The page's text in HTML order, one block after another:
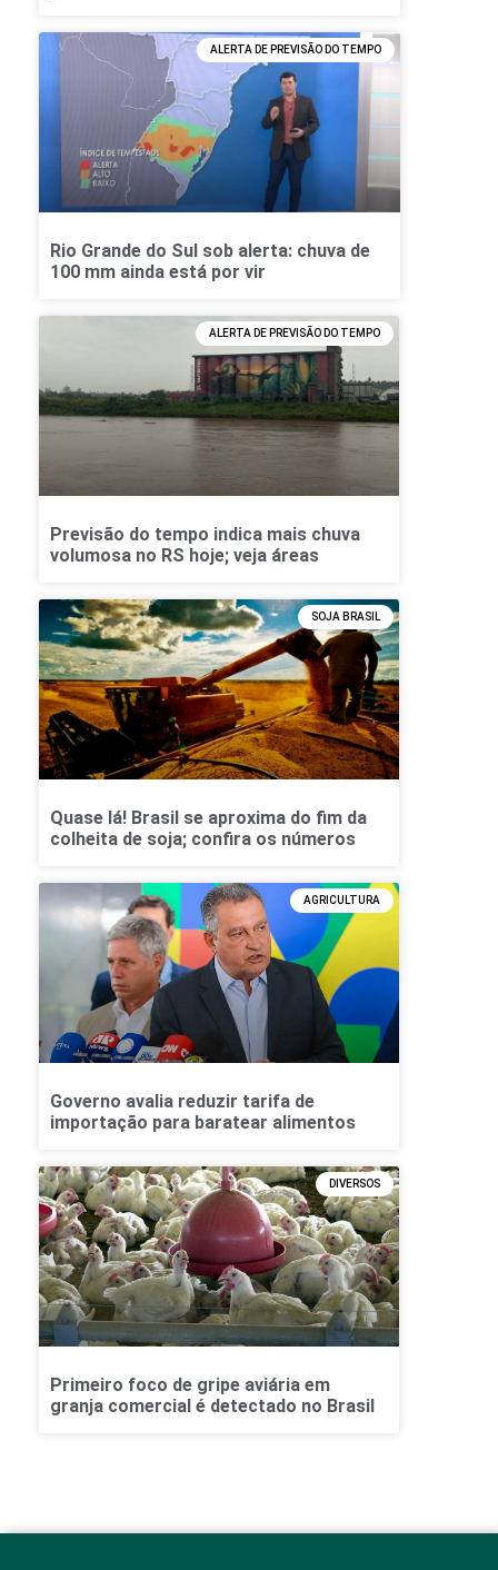
ALERTA DE PREVISÃO DO TEMPO
Rio Grande do Sul sob alerta: chuva de
100 mm ainda está por vir
ALERTA DE PREVISÃO DO TEMPO
Previsão do tempo indica mais chuva
volumosa no RS hoje; veja áreas
SOJA BRASIL
Quase lá! Brasil se aproxima do fim da
colheita de soja; confira os números
AGRICULTURA
Governo avalia reduzir tarifa de
importação para baratear alimentos
DIVERSOS
Primeiro foco de gripe aviária em
granja comercial é detectado no Brasil